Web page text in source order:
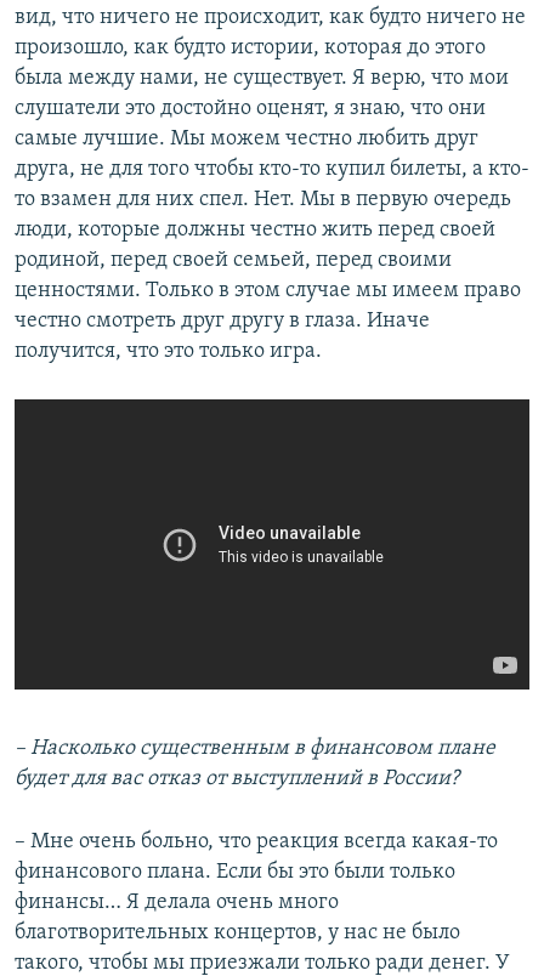
вид, что ничего не происходит, как будто ничего не
произошло, как будто истории, которая до этого
была между нами, не существует. Я верю, что мои
слушатели это достойно оценят, я знаю, что они
самые лучшие. Мы можем честно любить друг
друга, не для того чтобы кто-то купил билеты, а кто-
то взамен для них спел. Нет. Мы в первую очередь
люди, которые должны честно жить перед своей
родиной, перед своей семьей, перед своими
ценностями. Только в этом случае мы имеем право
честно смотреть друг другу в глаза. Иначе
получится, что это только игра.
– Насколько существенным в финансовом плане
будет для вас отказ от выступлений в России?
– Мне очень больно, что реакция всегда какая-то
финансового плана. Если бы это были только
финансы… Я делала очень много
благотворительных концертов, у нас не было
такого, чтобы мы приезжали только ради денег. У